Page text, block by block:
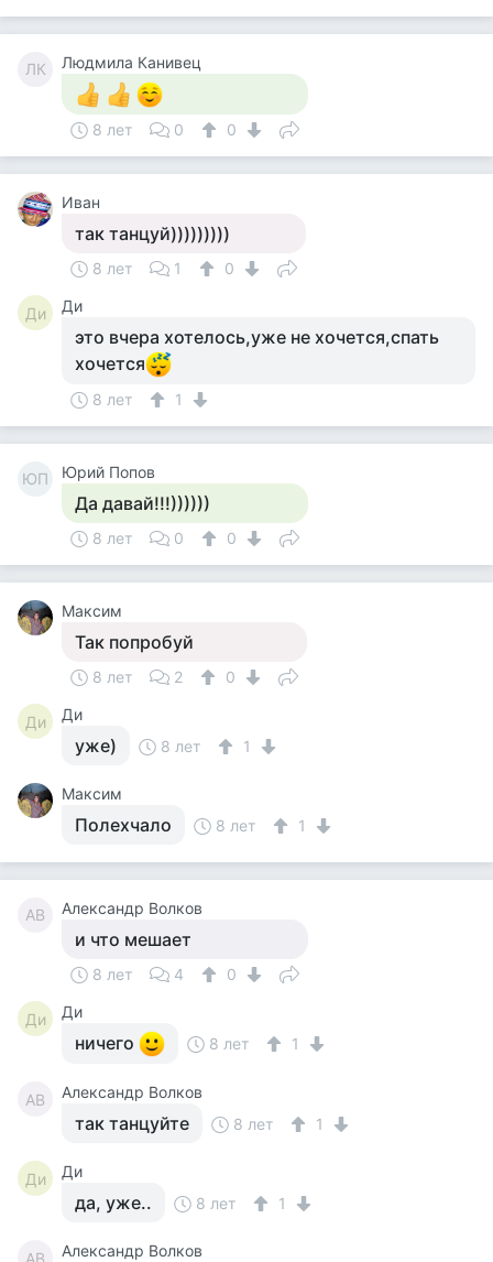
ЛК Людмила Канивец
8 лет 0 0
Иван
так танцуй)))))))))
8 лет 1 0
Ди Ди
это вчера хотелось,уже не хочется,спать
хочется
8 лет 1
ЮП Юрий Попов
Да давай!!!))))))
8 лет 0 0
Максим
Так попробуй
8 лет 2 0
Ди Ди
уже) 8 лет 1
Максим
Полехчало 8 лет 1
АВ Александр Волков
и что мешает
8 лет 4 0
Ди Ди
ничего 8 лет 1
АВ Александр Волков
так танцуйте 8 лет 1
Ди Ди
да, уже.. 8 лет 1
АВ Александр Волков